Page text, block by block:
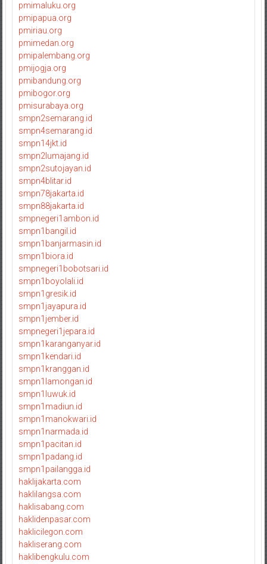
pmimaluku.org
pmipapua.org
pmiriau.org
pmimedan.org
pmipalembang.org
pmijogja.org
pmibandung.org
pmibogor.org
pmisurabaya.org
smpn2semarang.id
smpn4semarang.id
smpn14jkt.id
smpn2lumajang.id
smpn2sutojayan.id
smpn4blitar.id
smpn78jakarta.id
smpn88jakarta.id
smpnegeri1ambon.id
smpn1bangil.id
smpn1banjarmasin.id
smpn1biora.id
smpnegeri1bobotsari.id
smpn1boyolali.id
smpn1gresik.id
smpn1jayapura.id
smpn1jember.id
smpnegeri1jepara.id
smpn1karanganyar.id
smpn1kendari.id
smpn1kranggan.id
smpn1lamongan.id
smpn1luwuk.id
smpn1madiun.id
smpn1manokwari.id
smpn1narmada.id
smpn1pacitan.id
smpn1padang.id
smpn1pailangga.id
haklijakarta.com
haklilangsa.com
haklisabang.com
haklidenpasar.com
haklicilegon.com
hakliserang.com
haklibengkulu.com